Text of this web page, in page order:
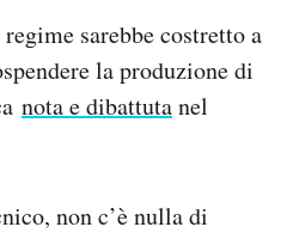
sarebbe costretto a
la produzione di
nota e dibattutanel
non c’è nulla di